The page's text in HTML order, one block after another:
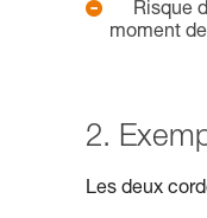
Risque
moment
2.
Les deux